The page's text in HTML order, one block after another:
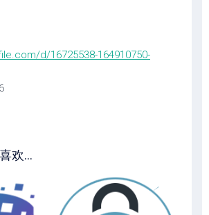
d/16725538-164910750-
欢...